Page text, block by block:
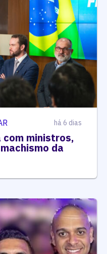
há 6 dias
com ministros,
da